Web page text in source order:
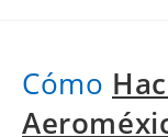
Cómo